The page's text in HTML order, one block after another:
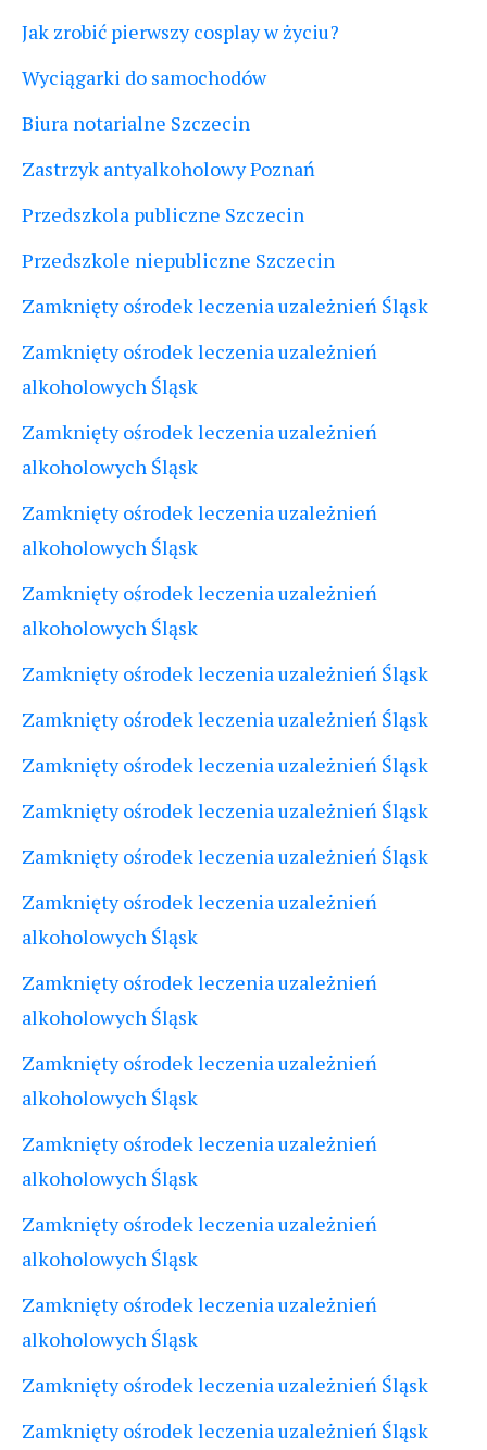
Jak zrobić pierwszy cosplay w życiu?
Wyciągarki do samochodów
Biura notarialne Szczecin
Zastrzyk antyalkoholowy Poznań
Przedszkola publiczne Szczecin
Przedszkole niepubliczne Szczecin
Zamknięty ośrodek leczenia uzależnień Śląsk
Zamknięty ośrodek leczenia uzależnień
alkoholowych Śląsk
Zamknięty ośrodek leczenia uzależnień
alkoholowych Śląsk
Zamknięty ośrodek leczenia uzależnień
alkoholowych Śląsk
Zamknięty ośrodek leczenia uzależnień
alkoholowych Śląsk
Zamknięty ośrodek leczenia uzależnień Śląsk
Zamknięty ośrodek leczenia uzależnień Śląsk
Zamknięty ośrodek leczenia uzależnień Śląsk
Zamknięty ośrodek leczenia uzależnień Śląsk
Zamknięty ośrodek leczenia uzależnień Śląsk
Zamknięty ośrodek leczenia uzależnień
alkoholowych Śląsk
Zamknięty ośrodek leczenia uzależnień
alkoholowych Śląsk
Zamknięty ośrodek leczenia uzależnień
alkoholowych Śląsk
Zamknięty ośrodek leczenia uzależnień
alkoholowych Śląsk
Zamknięty ośrodek leczenia uzależnień
alkoholowych Śląsk
Zamknięty ośrodek leczenia uzależnień
alkoholowych Śląsk
Zamknięty ośrodek leczenia uzależnień Śląsk
Zamknięty ośrodek leczenia uzależnień Śląsk